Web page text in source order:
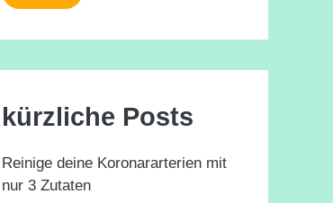
kürzliche Posts
Reinige deine Koronararterien mit
nur 3 Zutaten